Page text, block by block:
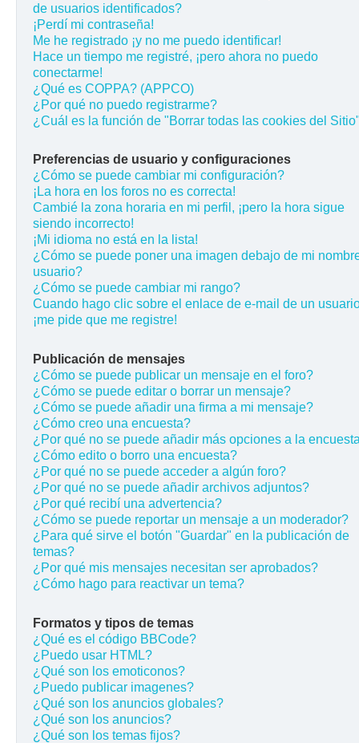
de usuarios identificados?
¡Perdí mi contraseña!
Me he registrado ¡y no me puedo identificar!
Hace un tiempo me registré, ¡pero ahora no puedo
conectarme!
¿Qué es COPPA? (APPCO)
¿Por qué no puedo registrarme?
¿Cuál es la función de "Borrar todas las cookies del
Preferencias de usuario y configuraciones
¿Cómo se puede cambiar mi configuración?
¡La hora en los foros no es correcta!
Cambié la zona horaria en mi perfil, ¡pero la hora sigue
siendo incorrecto!
¡Mi idioma no está en la lista!
¿Cómo se puede poner una imagen debajo de mi
usuario?
¿Cómo se puede cambiar mi rango?
Cuando hago clic sobre el enlace de e-mail de un
¡me pide que me registre!
Publicación de mensajes
¿Cómo se puede publicar un mensaje en el foro?
¿Cómo se puede editar o borrar un mensaje?
¿Cómo se puede añadir una firma a mi mensaje?
¿Cómo creo una encuesta?
¿Por qué no se puede añadir más opciones a la
¿Cómo edito o borro una encuesta?
¿Por qué no se puede acceder a algún foro?
¿Por qué no se puede añadir archivos adjuntos?
¿Por qué recibí una advertencia?
¿Cómo se puede reportar un mensaje a un moderador?
¿Para qué sirve el botón "Guardar" en la publicación de
temas?
¿Por qué mis mensajes necesitan ser aprobados?
¿Cómo hago para reactivar un tema?
Formatos y tipos de temas
¿Qué es el código BBCode?
¿Puedo usar HTML?
¿Qué son los emoticonos?
¿Puedo publicar imagenes?
¿Qué son los anuncios globales?
¿Qué son los anuncios?
¿Qué son los temas fijos?